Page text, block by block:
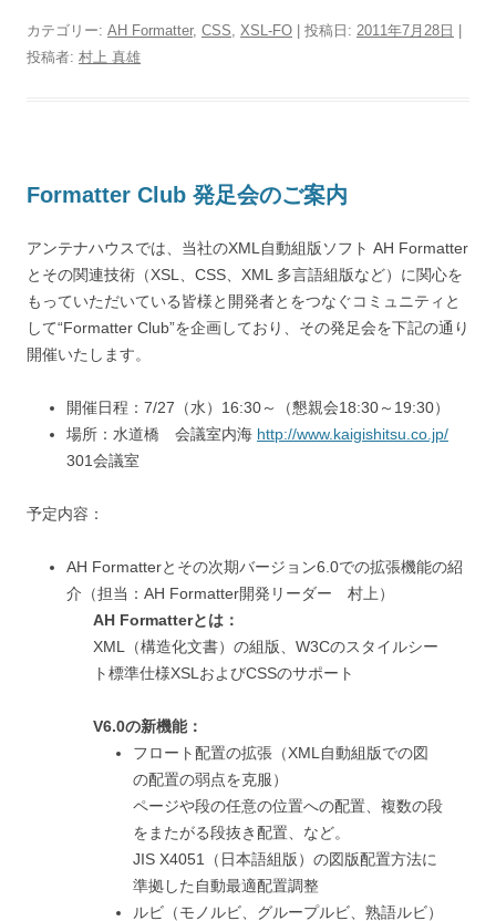
カテゴリー: AH Formatter, CSS, XSL-FO | 投稿日: 2011年7月28日
投稿者: 村上 真雄
Formatter Club 発足会のご案内
アンテナハウスでは、当社のXML自動組版ソフト AH Formatter
とその関連技術（XSL、CSS、XML 多言語組版など）に関心を
もっていただいている皆様と開発者とをつなぐコミュニティと
して“Formatter Club”を企画しており、その発足会を下記の通り
開催いたします。
開催日程：7/27（水）16:30～（懇親会18:30～19:30）
場所：水道橋 会議室内海 http://www.kaigishitsu.co.jp/
301会議室
予定内容：
AH Formatterとその次期バージョン6.0での拡張機能の紹
介（担当：AH Formatter開発リーダー 村上）
AH Formatterとは：
XML（構造化文書）の組版、W3Cのスタイルシー
ト標準仕様XSLおよびCSSのサポート
V6.0の新機能：
フロート配置の拡張（XML自動組版での図
の配置の弱点を克服）
ページや段の任意の位置への配置、複数の段
をまたがる段抜き配置、など。
JIS X4051（日本語組版）の図版配置方法に
準拠した自動最適配置調整
ルビ（モノルビ、グループルビ、熟語ルビ）